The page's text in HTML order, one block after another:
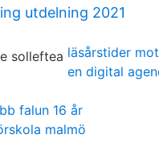
utdelning 2021
läsårstider
en digital
falun 16 år
malmö